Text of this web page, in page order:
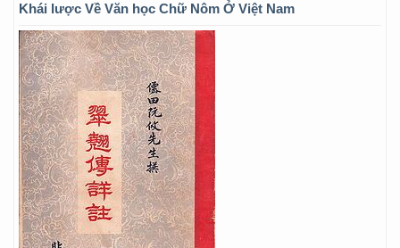
Khái lược Về Văn học Chữ Nôm Ở Việt Nam